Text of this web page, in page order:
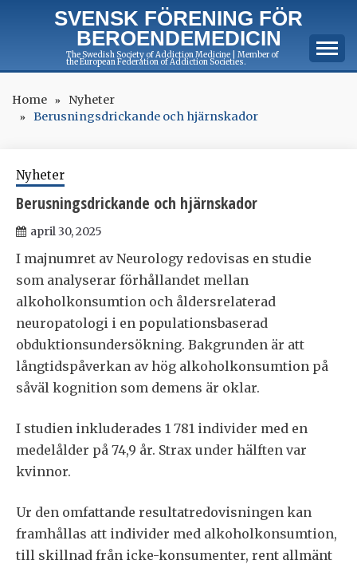
SVENSK FÖRENING FÖR
BEROENDEMEDICIN
The Swedish Society of Addiction Medicine | Member of
the European Federation of Addiction Societies.
Home
Nyheter
Berusningsdrickande och hjärnskador
Nyheter
Berusningsdrickande och hjärnskador
april 30, 2025
I majnumret av Neurology redovisas en studie
som analyserar förhållandet mellan
alkoholkonsumtion och åldersrelaterad
neuropatologi i en populationsbaserad
obduktionsundersökning. Bakgrunden är att
långtidspåverkan av hög alkoholkonsumtion på
såväl kognition som demens är oklar.
I studien inkluderades 1 781 individer med en
medelålder på 74,9 år. Strax under hälften var
kvinnor.
Ur den omfattande resultatredovisningen kan
framhållas att individer med alkoholkonsumtion,
till skillnad från icke-konsumenter, rent allmänt